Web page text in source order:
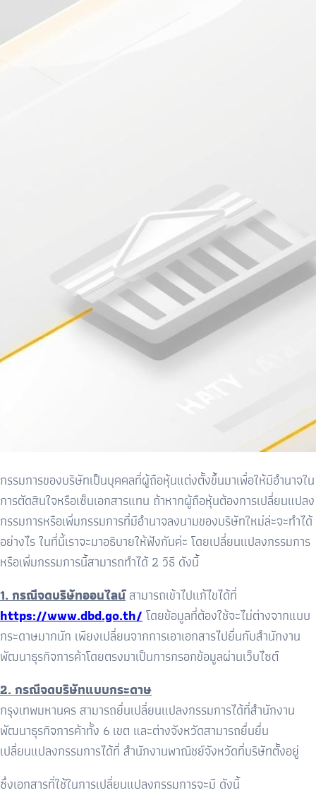
กรรมการของบริษัทเป็นบุคคลที่ผู้ถือหุ้นแต่งตั้งขึ้นมาเพื่อให้มีอำนาจใน
การตัดสินใจหรือเซ็นเอกสารแทน ถ้าหากผู้ถือหุ้นต้องการเปลี่ยนแปลง
กรรมการหรือเพิ่มกรรมการที่มีอำนาจลงนามของบริษัทใหม่ล่ะจะทำได้
อย่างไร ในที่นี้เราจะมาอธิบายให้ฟังกันค่ะ โดยเปลี่ยนแปลงกรรมการ
หรือเพิ่มกรรมการนี้สามารถทำได้ 2 วิธี ดังนี้
1. กรณีจดบริษัทออนไลน์สามารถเข้าไปแก้ไขได้ที่
https://www.dbd.go.th/ โดยข้อมูลที่ต้องใช้จะไม่ต่างจากแบบ
กระดาษมากนัก เพียงเปลี่ยนจากการเอาเอกสารไปยื่นกับสำนักงาน
พัฒนาธุรกิจการค้าโดยตรงมาเป็นการกรอกข้อมูลผ่านเว็บไซต์
2. กรณีจดบริษัทแบบกระดาษ
กรุงเทพมหานคร สามารถยื่นเปลี่ยนแปลงกรรมการได้ที่สำนักงาน
พัฒนาธุรกิจการค้าทั้ง 6 เขต และต่างจังหวัดสามารถยื่นยื่น
เปลี่ยนแปลงกรรมการได้ที่ สำนักงานพาณิชย์จังหวัดที่บริษัทตั้งอยู่
ซึ่งเอกสารที่ใช้ในการเปลี่ยนแปลงกรรมการจะมี ดังนี้